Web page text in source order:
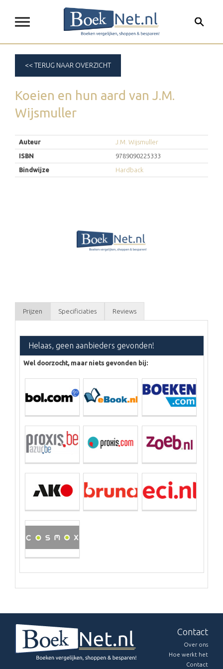
<< TERUG NAAR OVERZICHT
Koeien en hun aard van J.M.
Wijsmuller
Auteur
J.M. Wijsmuller
ISBN
9789090225333
Bindwijze
Hardback
Prijzen Specificiaties Reviews
Helaas, geen aanbieders gevonden!
Wel doorzocht, maar niets gevonden bij:
Contact
Over ons
Hoe werkt het
Contact